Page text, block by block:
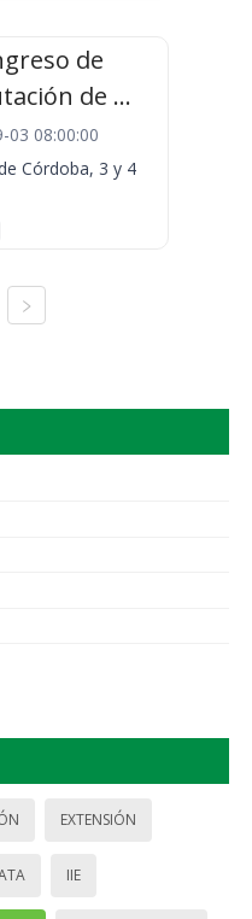
de
de ...
03 08:00:00
Córdoba, 3 y 4
EXTENSIÓN
IIE